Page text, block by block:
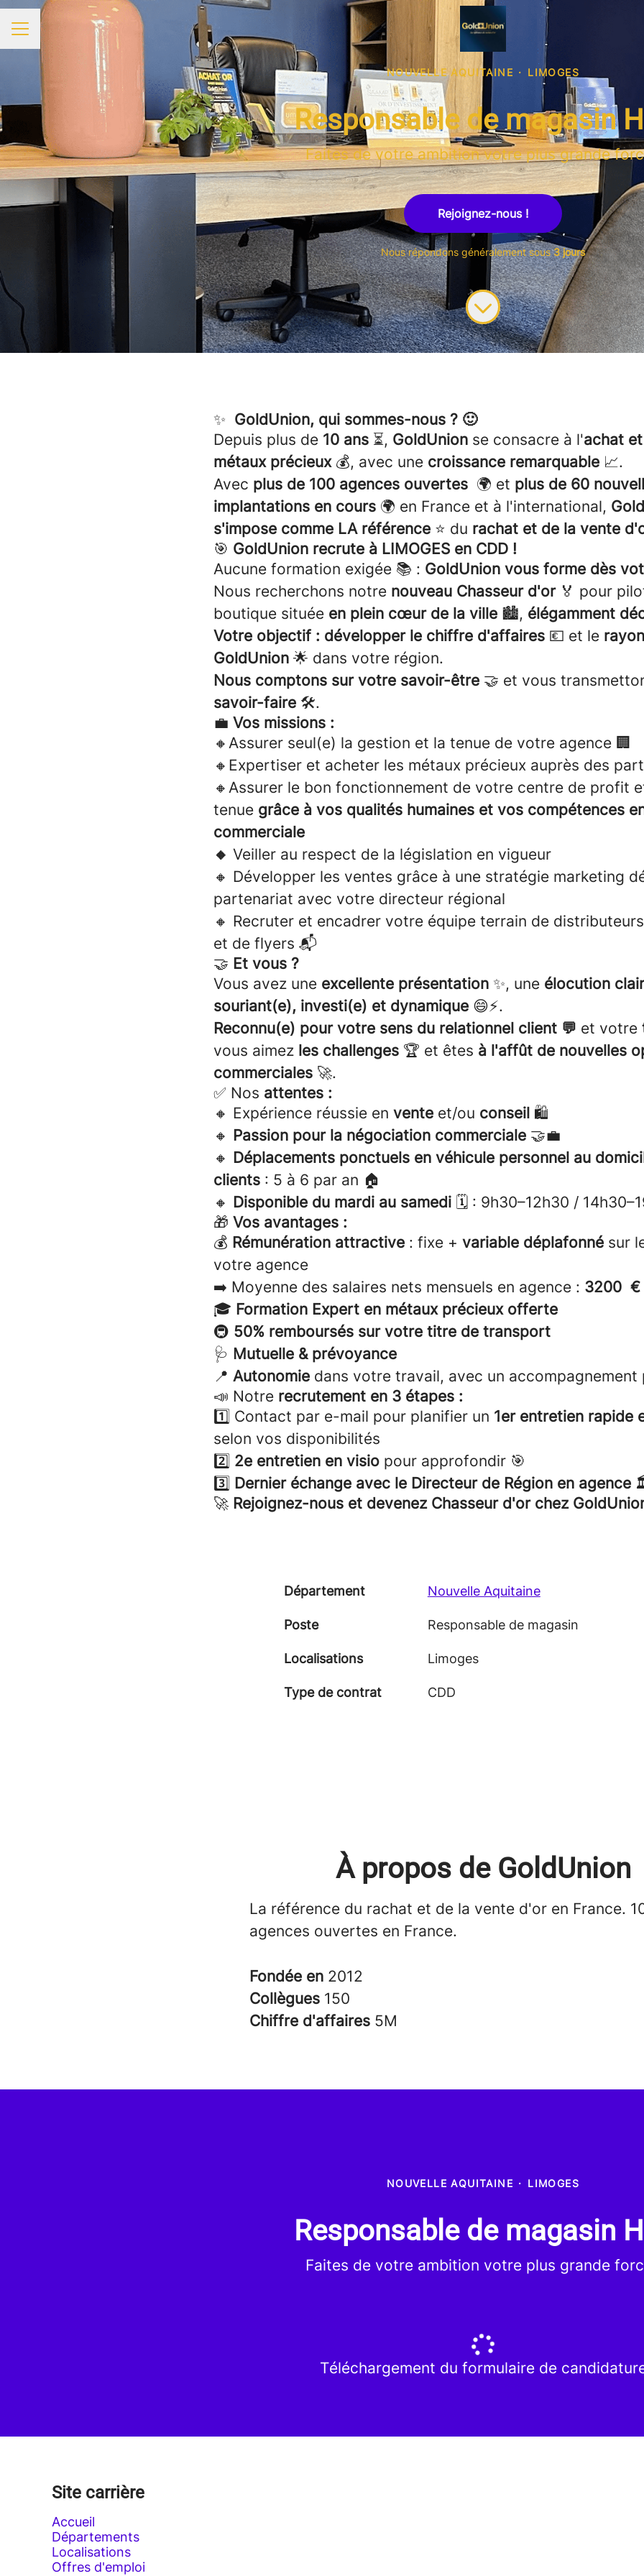
MENU CARRIÈRE
NOUVELLE AQUITAINE · LIMOGES
Responsable de magasin
Faites de votre ambition votre plus grande
Rejoignez-nous !
Nous répondons généralement sous3 jours
✨ GoldUnion, qui sommes-nous ? 🙂
Depuis plus de 10 ans ⏳, GoldUnion se consacre à l'achat
métaux précieux💰, avec une croissance remarquable 📈.
Avec plus de 100 agences ouvertes 🌍 et plus de 60
implantations en cours 🌍 en France et à l'international,
s'impose comme LA référence ⭐ du rachat et de la vente
🎯 GoldUnion recrute à LIMOGES en CDD !
Aucune formation exigée 📚 : GoldUnion vous forme dès
Nous recherchons notre nouveau Chasseur d'or🏅 pour
boutique située en plein cœur de la ville 🏙️, élégamment
Votre objectif : développer le chiffre d'affaires 💶 et le
GoldUnion 🌟 dans votre région.
Nous comptons sur votre savoir-être 🤝 et vous
savoir-faire 🛠️.
💼 Vos missions :
🔸Assurer seul(e) la gestion et la tenue de votre agence 🏢
🔸Expertiser et acheter les métaux précieux auprès des
🔸Assurer le bon fonctionnement de votre centre de profit
tenue grâce à vos qualités humaines et vos compétences
commerciale
🔸 Veiller au respect de la législation en vigueur
🔸 Développer les ventes grâce à une stratégie marketing
partenariat avec votre directeur régional
🔸 Recruter et encadrer votre équipe terrain de
et de flyers 📬
🤝 Et vous ?
Vous avez une excellente présentation ✨, une élocution
souriant(e), investi(e) et dynamique 😄⚡.
Reconnu(e) pour votre sens du relationnel client 💬 et votre
vous aimez les challenges 🏆 et êtes à l'affût de nouvelles
commerciales 🚀.
✅ Nos attentes :
🔸 Expérience réussie en vente et/ou conseil 🛍️
🔸 Passion pour la négociation commerciale 🤝💼
🔸 Déplacements ponctuels en véhicule personnel au
clients : 5 à 6 par an 🏠
🔸 Disponible du mardi au samedi 🗓️ : 9h30–12h30 /
🎁 Vos avantages :
💰 Rémunération attractive : fixe + variable déplafonné sur
votre agence
➡️ Moyenne des salaires nets mensuels en agence : 3200 €
🎓 Formation Expert en métaux précieux offerte
🚇 50% remboursés sur votre titre de transport
🩺 Mutuelle & prévoyance
📍 Autonomie dans votre travail, avec un accompagnement
📣 Notre recrutement en 3 étapes :
1️⃣ Contact par e-mail pour planifier un 1er entretien rapide
selon vos disponibilités
2️⃣ 2e entretien en visio pour approfondir 🎯
3️⃣ Dernier échange avec le Directeur de Région en agence
🚀 Rejoignez-nous et devenez Chasseur d'or chez
Département Nouvelle Aquitaine
Poste Responsable de magasin
Localisations Limoges
Type de contrat CDD
À propos de GoldUnion
La référence du rachat et de la vente d'or en France.
agences ouvertes en France.
Fondée en 2012
Collègues 150
Chiffre d'affaires 5M
NOUVELLE AQUITAINE · LIMOGES
Responsable de magasin
Faites de votre ambition votre plus grande
Téléchargement du formulaire de
Site carrière
Accueil
Départements
Localisations
Offres d'emploi